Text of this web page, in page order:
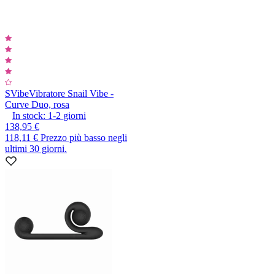
SVibeVibratore Snail Vibe -
Curve Duo, rosa
In stock: 1-2 giorni
138,95 €
118,11 € Prezzo più basso negli
ultimi 30 giorni.